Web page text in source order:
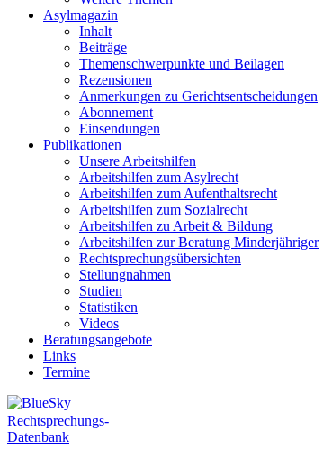
Asylmagazin
Inhalt
Beiträge
Themenschwerpunkte und Beilagen
Rezensionen
Anmerkungen zu Gerichtsentscheidungen
Abonnement
Einsendungen
Publikationen
Unsere Arbeitshilfen
Arbeitshilfen zum Asylrecht
Arbeitshilfen zum Aufenthaltsrecht
Arbeitshilfen zum Sozialrecht
Arbeitshilfen zu Arbeit & Bildung
Arbeitshilfen zur Beratung Minderjähriger
Rechtsprechungsübersichten
Stellungnahmen
Studien
Statistiken
Videos
Beratungsangebote
Links
Termine
Rechtsprechungs-
Datenbank